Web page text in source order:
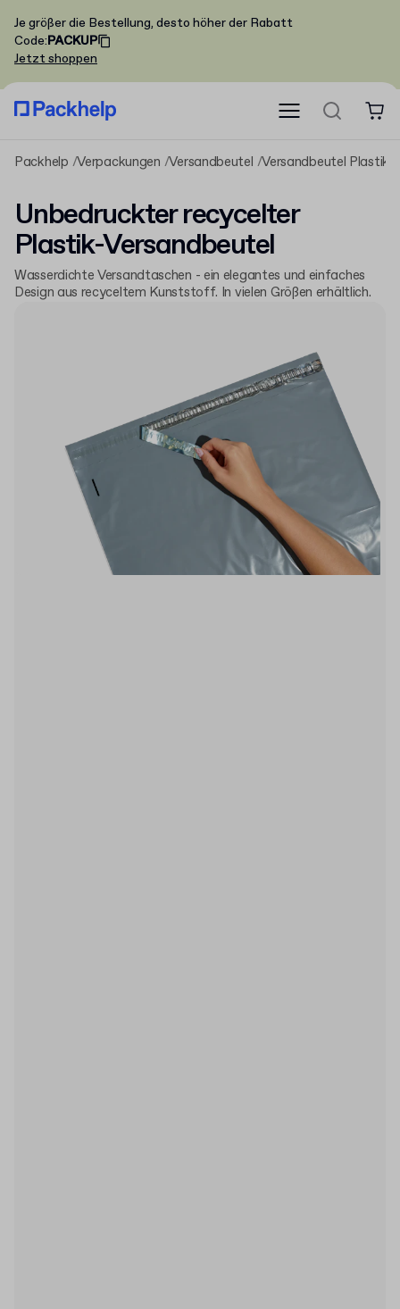
Je größer die Bestellung, desto höher der Rabatt
Code:PACKUP
Jetzt shoppen
Packhelp Verpackungen Versandbeutel Versandbeutel Plastik
Unbedruckter recycelter
Plastik-Versandbeutel
Wasserdichte Versandtaschen - ein elegantes und einfaches
Design aus recyceltem Kunststoff. In vielen Größen erhältlich.